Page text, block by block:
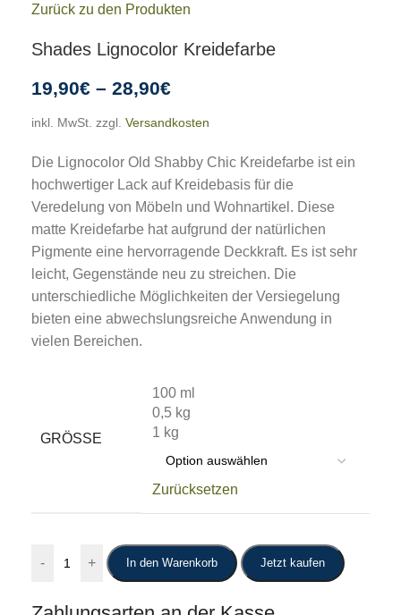
Zurück zu den Produkten
Shades Lignocolor Kreidefarbe
19,90€ – 28,90€
inkl. MwSt. zzgl. Versandkosten
Die Lignocolor Old Shabby Chic Kreidefarbe ist ein
hochwertiger Lack auf Kreidebasis für die
Veredelung von Möbeln und Wohnartikel. Diese
matte Kreidefarbe hat aufgrund der natürlichen
Pigmente eine hervorragende Deckkraft. Es ist sehr
leicht, Gegenstände neu zu streichen. Die
unterschiedliche Möglichkeiten der Versiegelung
bieten eine abwechslungsreiche Anwendung in
vielen Bereichen.
GRÖSSE
100 ml
0,5 kg
1 kg
Zurücksetzen
- + In den Warenkorb Jetzt kaufen